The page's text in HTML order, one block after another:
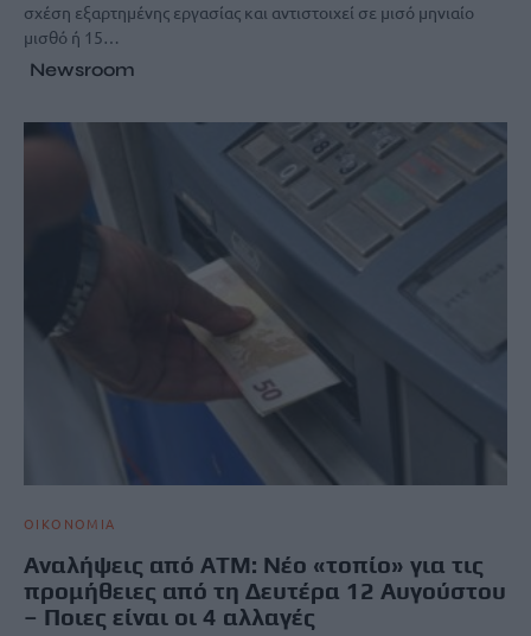
σχέση εξαρτημένης εργασίας και αντιστοιχεί σε μισό μηνιαίο
μισθό ή 15…
Newsroom
ΟΙΚΟΝΟΜΙΑ
Αναλήψεις από ATM: Νέο «τοπίο» για τις
προμήθειες από τη Δευτέρα 12 Αυγούστου
– Ποιες είναι οι 4 αλλαγές